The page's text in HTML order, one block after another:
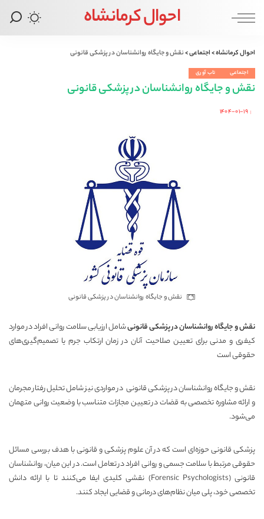
احوال کرمانشاه
احوال کرمانشاه>اجتماعی>نقش و جایگاه روانشناسان در پزشکی قانونی
اجتماعی تاب آوری
نقش و جایگاه روانشناسان در پزشکی قانونی
Posted
۱۴۰۴-۰۱-۱۹
نقش و جایگاه روانشناسان در پزشکی قانونی
نقش و جایگاه روانشناسان در پزشکی قانونیشامل ارزیابی سلامت روانی افراد در موارد
کیفری و مدنی برای تعیین صلاحیت آنان در زمان ارتکاب جرم یا تصمیم‌گیری‌های
حقوقی است
نقش و جایگاه روانشناسان در پزشکی قانونی در مواردی نیز شامل تحلیل رفتار مجرمان
و ارائه مشاوره تخصصی به قضات در تعیین مجازات متناسب با وضعیت روانی متهمان
می‌شود.
پزشکی قانونی حوزه‌ای است که در آن علوم پزشکی و قانونی با هدف بررسی مسائل
حقوقی مرتبط با سلامت جسمی و روانی افراد در تعامل است. در این میان، روانشناسان
قانونی (Forensic Psychologists) نقشی کلیدی ایفا می‌کنند تا با ارائه دانش
تخصصی خود، پلی میان نظام‌های درمانی و قضایی ایجاد کنند.